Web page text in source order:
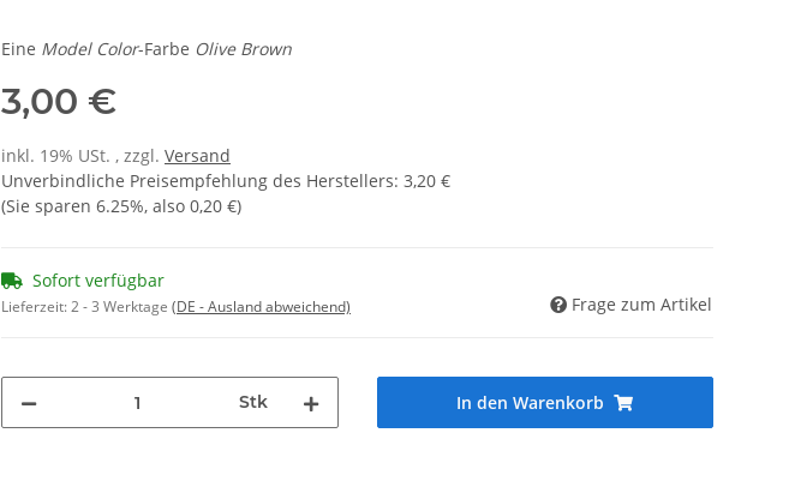
Eine Model Color-Farbe Olive Brown
3,00 €
inkl. 19% USt. , zzgl. Versand
Unverbindliche Preisempfehlung des Herstellers: 3,20 €
(Sie sparen 6.25%, also 0,20 €)
Sofort verfügbar
Lieferzeit:2 - 3 Werktage (DE - Ausland abweichend) Frage zum Artikel
Stk In den Warenkorb